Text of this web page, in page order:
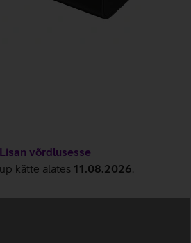
Lisan võrdlusesse
kätte alates 11.08.2026